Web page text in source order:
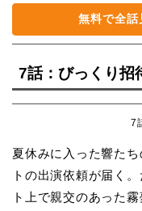
無料で全話
7話：びっくり招
7
夏休みに入った響た
トの出演依頼が届く
ト上で親交のあった